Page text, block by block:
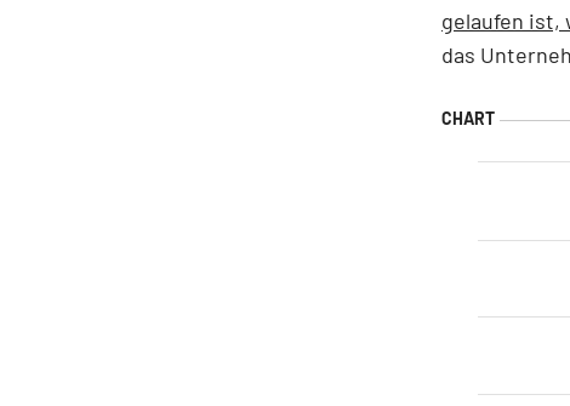
gelaufen ist,
das